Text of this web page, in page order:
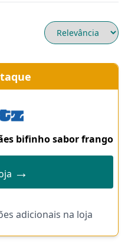
bifinho sabor frango
→
adicionais na loja